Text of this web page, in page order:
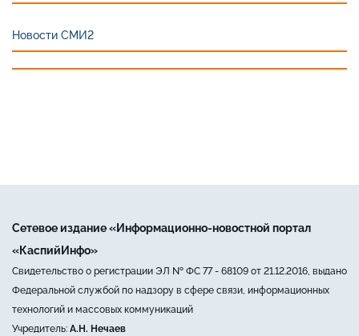
Новости СМИ2
Сетевое издание «Информационно-новостной портал
«КаспийИнфо»
Свидетельство о регистрации ЭЛ № ФС 77 - 68109 от 21.12.2016, выдано
Федеральной службой по надзору в сфере связи, информационных
технологий и массовых коммуникаций
Учредитель: А.Н. Нечаев